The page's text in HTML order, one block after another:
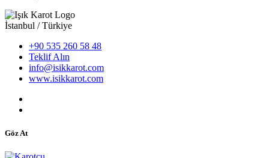
İstanbul / Türkiye
+90 535 260 58 48
Teklif Alın
info@isikkarot.com
www.isikkarot.com
Göz At